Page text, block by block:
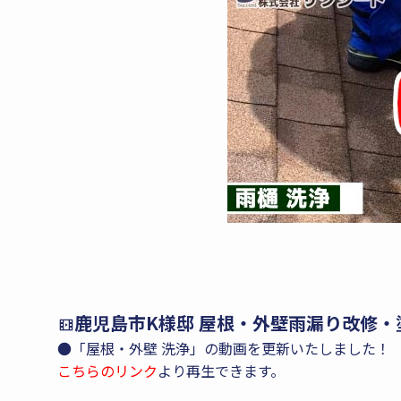
鹿児島市K様邸 屋根・外壁雨漏り改修
●「屋根・外壁 洗浄」の動画を更新いたしました！
こちらのリンクより再生できます。